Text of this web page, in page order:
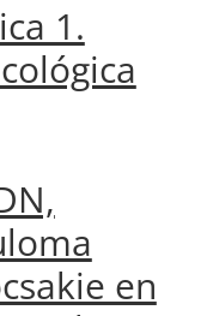
1.
en